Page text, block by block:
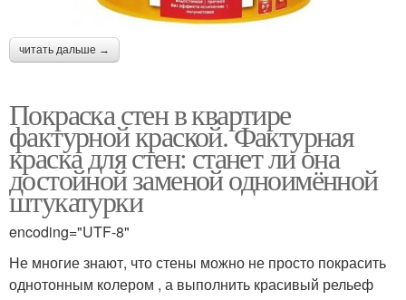
читать дальше →
Покраска стен в квартире
фактурной краской. Фактурная
краска для стен: станет ли она
достойной заменой одноимённой
штукатурки
encoding="UTF-8"
Не многие знают, что стены можно не просто покрасить
однотонным колером , а выполнить красивый рельеф